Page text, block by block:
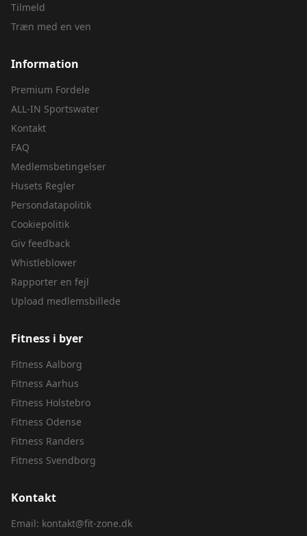
Tilmeld
Træn med en ven
Information
Premium Fordele
ALL-IN Sportswater
Kontakt
FAQ
Medlemsbetingelser
Husets Regler
Persondatapolitik
Cookiepolitik
Giv feedback
Whistleblower
Rapporter en fejl
Upload medlemsbillede
Fitness i byer
Fitness Aalborg
Fitness Aarhus
Fitness Holstebro
Fitness Odense
Fitness Randers
Fitness Svendborg
Kontakt
Email: kontakt@fit-zone.dk